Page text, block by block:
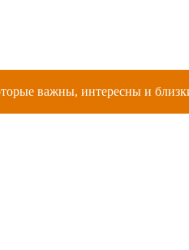
важны, интересны и